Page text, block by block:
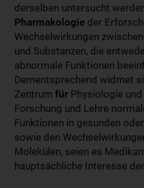
derselben untersucht
Pharmakologie der
Wechselwirkungen
und Substanzen, die
abnormale Funktionen
Dementsprechend widmet
Zentrum für Physiologie und
Forschung und Lehre
Funktionen in gesunden
sowie den
Molekülen, seien es
hauptsächliche Interesse